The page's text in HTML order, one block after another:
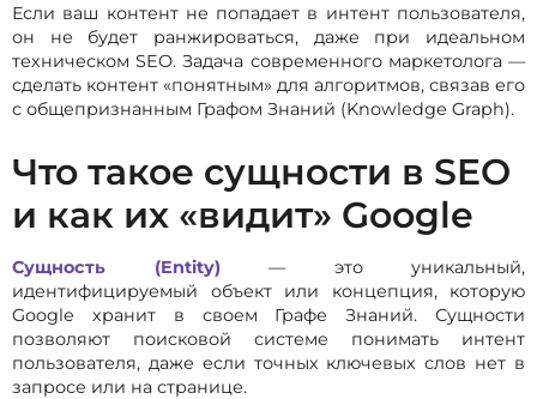
Если ваш контент не попадает в интент пользователя,
он не будет ранжироваться, даже при идеальном
техническом SEO. Задача современного маркетолога —
сделать контент «понятным» для алгоритмов, связав его
с общепризнанным Графом Знаний (Knowledge Graph).
Что такое сущности в SEO
и как их «видит» Google
Сущность (Entity) — это уникальный,
идентифицируемый объект или концепция, которую
Google хранит в своем Графе Знаний. Сущности
позволяют поисковой системе понимать интент
пользователя, даже если точных ключевых слов нет в
запросе или на странице.